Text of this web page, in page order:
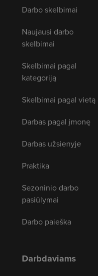
Darbo skelbimai
Naujausi darbo
skelbimai
Skelbimai pagal
kategoriją
Skelbimai pagal vietą
Darbas pagal įmonę
Darbas užsienyje
Praktika
Sezoninio darbo
pasiūlymai
Darbo paieška
Darbdaviams